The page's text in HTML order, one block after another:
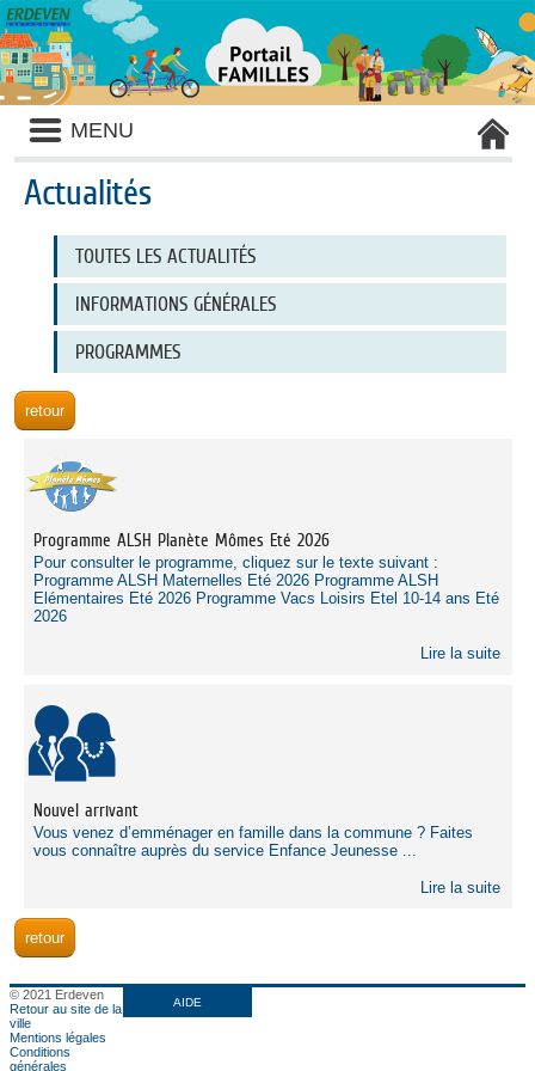
Liste
des
avertissements
MENU
Actualités
catégories
d'actualité
TOUTES LES ACTUALITÉS
INFORMATIONS GÉNÉRALES
PROGRAMMES
Programme ALSH Planète Mômes Eté 2026
Pour consulter le programme, cliquez sur le texte suivant :
Programme ALSH Maternelles Eté 2026 Programme ALSH
Elémentaires Eté 2026 Programme Vacs Loisirs Etel 10-14 ans Eté
2026
Lire la suite
Nouvel arrivant
Vous venez d’emménager en famille dans la commune ? Faites
vous connaître auprès du service Enfance Jeunesse ...
Lire la suite
© 2021 Erdeven
Retour au site de la
ville
Mentions légales
Conditions
générales
AIDE